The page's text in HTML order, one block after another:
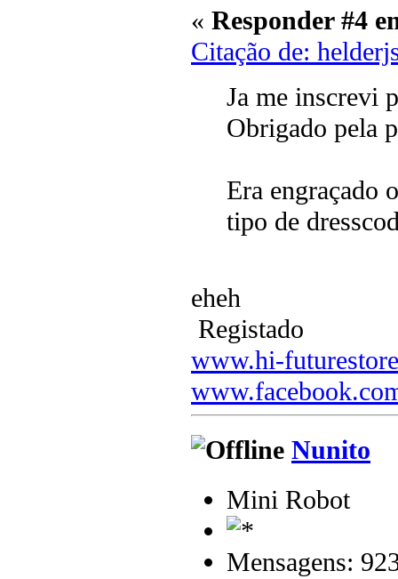
« Responder #4
Citação de:
Ja me inscrevi
Obrigado pela
Era engraçado
tipo de
eheh
Registado
www.hi-
Nunito
Mini Robot
Mensagens: